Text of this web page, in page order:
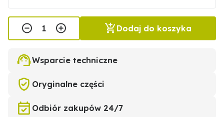
Dodaj do koszyka
Wsparcie techniczne
Oryginalne części
Odbiór zakupów 24/7